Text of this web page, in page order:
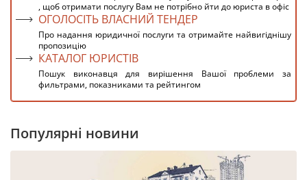
, щоб отримати послугу Вам не потрібно йти до юриста в офіс
ОГОЛОСІТЬ ВЛАСНИЙ ТЕНДЕР
Про надання юридичної послуги та отримайте найвигіднішу
пропозицію
КАТАЛОГ ЮРИСТІВ
Пошук виконавця для вирішення Вашої проблеми за
фильтрами, показниками та рейтингом
Популярні новини